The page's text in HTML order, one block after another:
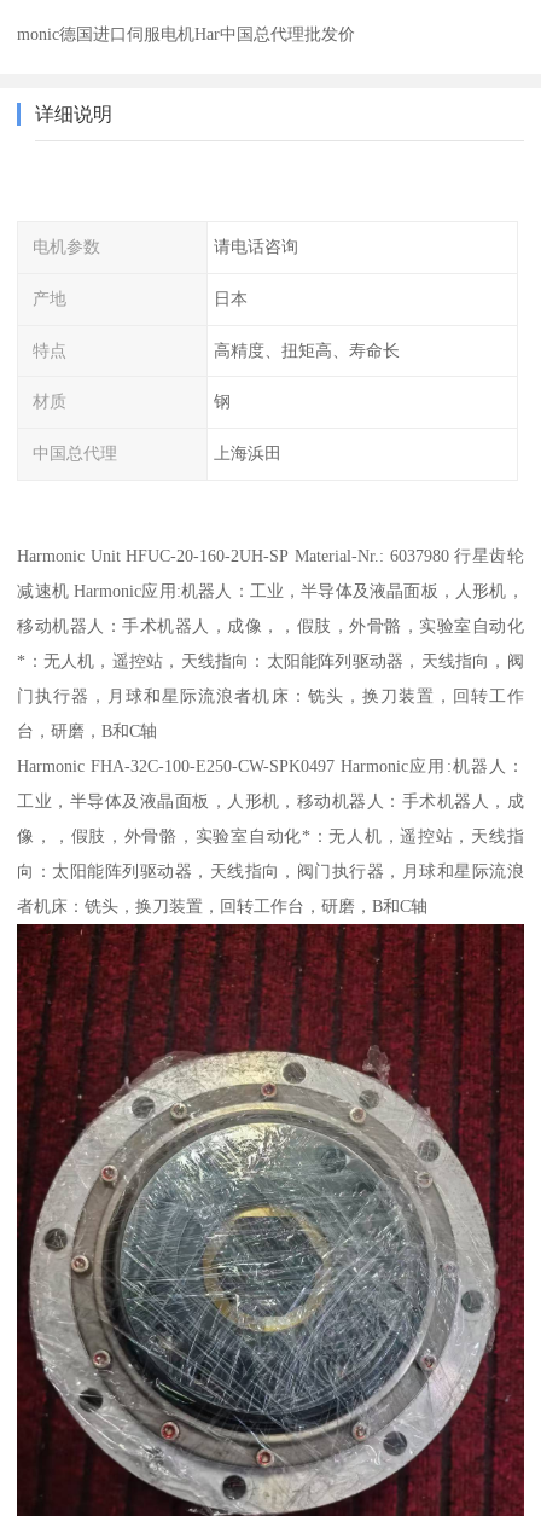
monic德国进口伺服电机Har中国总代理批发价
详细说明
电机参数 请电话咨询
产地 日本
特点 高精度、扭矩高、寿命长
材质 钢
中国总代理 上海浜田
Harmonic Unit HFUC-20-160-2UH-SP Material-Nr.: 6037980 行星齿轮
减速机 Harmonic应用:机器人：工业，半导体及液晶面板，人形机，
移动机器人：手术机器人，成像，，假肢，外骨骼，实验室自动化
*：无人机，遥控站，天线指向：太阳能阵列驱动器，天线指向，阀
门执行器，月球和星际流浪者机床：铣头，换刀装置，回转工作
台，研磨，B和C轴
Harmonic FHA-32C-100-E250-CW-SPK0497 Harmonic应用:机器人：
工业，半导体及液晶面板，人形机，移动机器人：手术机器人，成
像，，假肢，外骨骼，实验室自动化*：无人机，遥控站，天线指
向：太阳能阵列驱动器，天线指向，阀门执行器，月球和星际流浪
者机床：铣头，换刀装置，回转工作台，研磨，B和C轴